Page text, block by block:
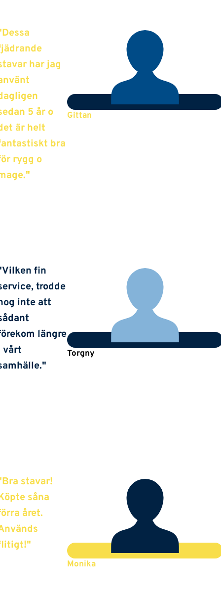
har jag
5 år o
är helt
bra
rygg o
Gittan
fin
trodde
inte att
längre
vårt
Torgny
stavar!
såna
året.
Monika